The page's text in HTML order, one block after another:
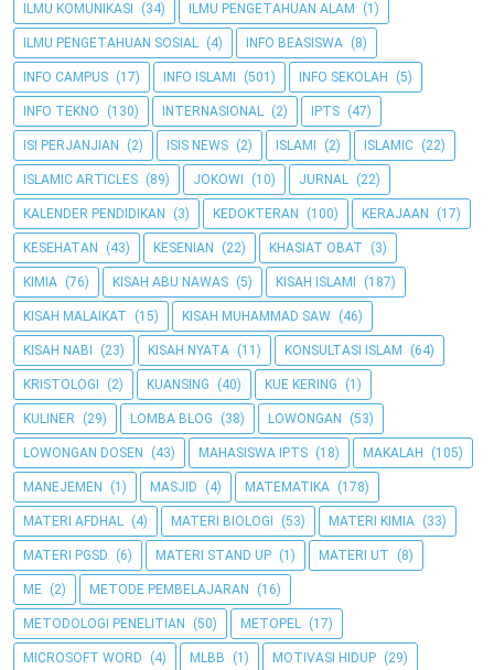
ILMU KOMUNIKASI (34) ILMU PENGETAHUAN ALAM (1)
ILMU PENGETAHUAN SOSIAL (4) INFO BEASISWA (8)
INFO CAMPUS (17) INFO ISLAMI (501) INFO SEKOLAH (5)
INFO TEKNO (130) INTERNASIONAL (2) IPTS (47)
ISI PERJANJIAN (2) ISIS NEWS (2) ISLAMI (2) ISLAMIC (22)
ISLAMIC ARTICLES (89) JOKOWI (10) JURNAL (22)
KALENDER PENDIDIKAN (3) KEDOKTERAN (100) KERAJAAN (17)
KESEHATAN (43) KESENIAN (22) KHASIAT OBAT (3)
KIMIA (76) KISAH ABU NAWAS (5) KISAH ISLAMI (187)
KISAH MALAIKAT (15) KISAH MUHAMMAD SAW (46)
KISAH NABI (23) KISAH NYATA (11) KONSULTASI ISLAM (64)
KRISTOLOGI (2) KUANSING (40) KUE KERING (1)
KULINER (29) LOMBA BLOG (38) LOWONGAN (53)
LOWONGAN DOSEN (43) MAHASISWA IPTS (18) MAKALAH (105)
MANEJEMEN (1) MASJID (4) MATEMATIKA (178)
MATERI AFDHAL (4) MATERI BIOLOGI (53) MATERI KIMIA (33)
MATERI PGSD (6) MATERI STAND UP (1) MATERI UT (8)
ME (2) METODE PEMBELAJARAN (16)
METODOLOGI PENELITIAN (50) METOPEL (17)
MICROSOFT WORD (4) MLBB (1) MOTIVASI HIDUP (29)